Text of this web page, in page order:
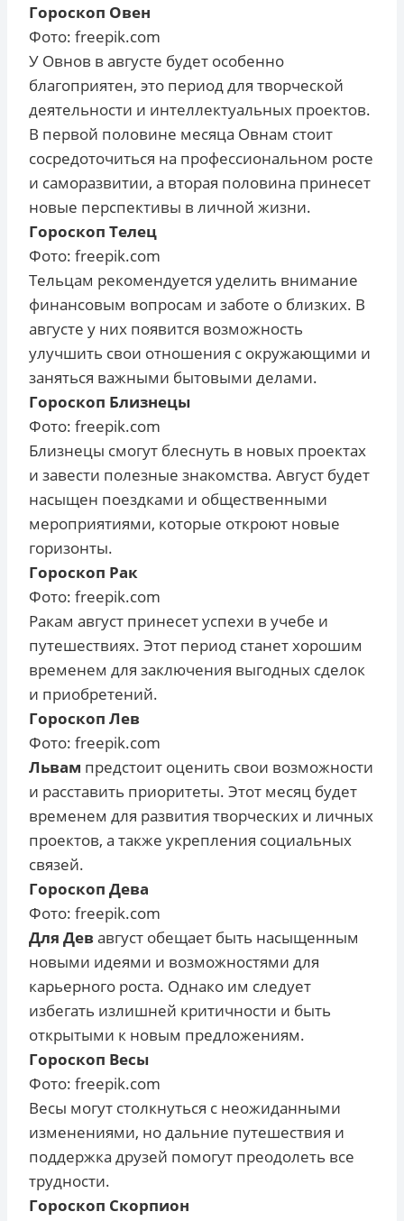
Гороскоп Овен
Фото: freepik.com
У Овнов в августе будет особенно
благоприятен, это период для творческой
деятельности и интеллектуальных проектов.
В первой половине месяца Овнам стоит
сосредоточиться на профессиональном росте
и саморазвитии, а вторая половина принесет
новые перспективы в личной жизни.
Гороскоп Телец
Фото: freepik.com
Тельцам рекомендуется уделить внимание
финансовым вопросам и заботе о близких. В
августе у них появится возможность
улучшить свои отношения с окружающими и
заняться важными бытовыми делами.
Гороскоп Близнецы
Фото: freepik.com
Близнецы смогут блеснуть в новых проектах
и завести полезные знакомства. Август будет
насыщен поездками и общественными
мероприятиями, которые откроют новые
горизонты.
Гороскоп Рак
Фото: freepik.com
Ракам август принесет успехи в учебе и
путешествиях. Этот период станет хорошим
временем для заключения выгодных сделок
и приобретений.
Гороскоп Лев
Фото: freepik.com
Львам предстоит оценить свои возможности
и расставить приоритеты. Этот месяц будет
временем для развития творческих и личных
проектов, а также укрепления социальных
связей.
Гороскоп Дева
Фото: freepik.com
Для Девавгуст обещает быть насыщенным
новыми идеями и возможностями для
карьерного роста. Однако им следует
избегать излишней критичности и быть
открытыми к новым предложениям.
Гороскоп Весы
Фото: freepik.com
Весы могут столкнуться с неожиданными
изменениями, но дальние путешествия и
поддержка друзей помогут преодолеть все
трудности.
Гороскоп Скорпион